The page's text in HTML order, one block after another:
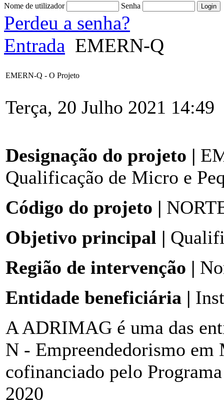
Nome de utilizador Senha
Perdeu a senha?
Entrada EMERN-Q
EMERN-Q - O Projeto
Terça, 20 Julho 2021 14:49
Designação do projeto |
Qualificação de Micro e
Código do projeto |
Objetivo principal |
Região de intervenção |
Entidade beneficiária |
A ADRIMAG é uma das
N - Empreendedorismo
cofinanciado pelo
2020